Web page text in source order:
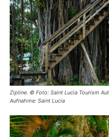
Zipline. © Foto: Saint Lucia Tourism
Aufnahme: Saint Lucia